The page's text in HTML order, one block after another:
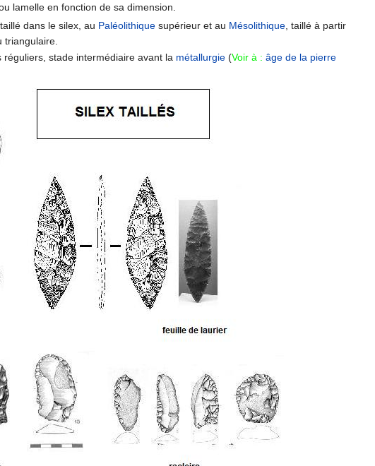
lamelle en fonction de sa dimension.
dans le silex, au Paléolithiquesupérieur et au Mésolithique, taillé à partir
stade intermédiaire avant la métallurgie(Voir à : âge de la pierre